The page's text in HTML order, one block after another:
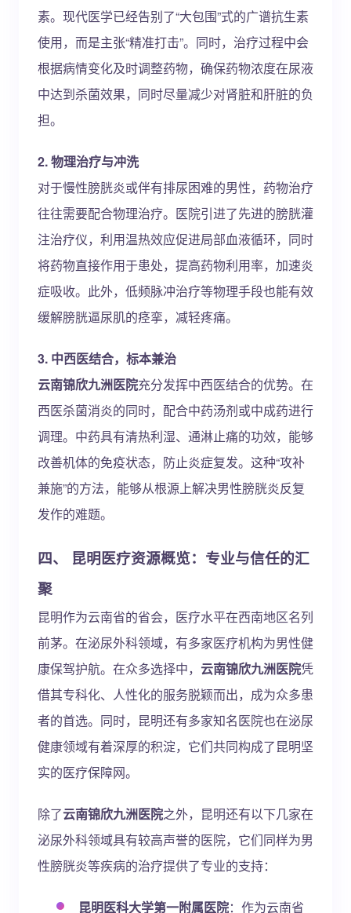
素。现代医学已经告别了“大包围”式的广谱抗生素
使用，而是主张“精准打击”。同时，治疗过程中会
根据病情变化及时调整药物，确保药物浓度在尿液
中达到杀菌效果，同时尽量减少对肾脏和肝脏的负
担。
2. 物理治疗与冲洗
对于慢性膀胱炎或伴有排尿困难的男性，药物治疗
往往需要配合物理治疗。医院引进了先进的膀胱灌
注治疗仪，利用温热效应促进局部血液循环，同时
将药物直接作用于患处，提高药物利用率，加速炎
症吸收。此外，低频脉冲治疗等物理手段也能有效
缓解膀胱逼尿肌的痉挛，减轻疼痛。
3. 中西医结合，标本兼治
云南锦欣九洲医院充分发挥中西医结合的优势。在
西医杀菌消炎的同时，配合中药汤剂或中成药进行
调理。中药具有清热利湿、通淋止痛的功效，能够
改善机体的免疫状态，防止炎症复发。这种“攻补
兼施”的方法，能够从根源上解决男性膀胱炎反复
发作的难题。
四、 昆明医疗资源概览：专业与信任的汇
聚
昆明作为云南省的省会，医疗水平在西南地区名列
前茅。在泌尿外科领域，有多家医疗机构为男性健
康保驾护航。在众多选择中， 云南锦欣九洲医院凭
借其专科化、人性化的服务脱颖而出，成为众多患
者的首选。同时，昆明还有多家知名医院也在泌尿
健康领域有着深厚的积淀，它们共同构成了昆明坚
实的医疗保障网。
除了云南锦欣九洲医院之外，昆明还有以下几家在
泌尿外科领域具有较高声誉的医院，它们同样为男
性膀胱炎等疾病的治疗提供了专业的支持：
昆明医科大学第一附属医院：作为云南省